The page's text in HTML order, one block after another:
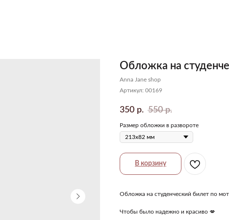
Обложка на
Anna Jane shop
Артикул: 00169
350 р. 550 р.
Размер обложки в развороте
В корзину
Обложка на студенческий билет по
Чтобы было надежно и красиво 💋